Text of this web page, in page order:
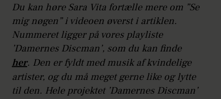
Du kan høre Sara Vita fortælle mere om ”Se
mig nøgen” i videoen øverst i artiklen.
Nummeret ligger på vores playliste
’Damernes Discman’, som du kan finde
her. Den er fyldt med musik af kvindelige
artister, og du må meget gerne like og lytte
til den. Hele projektet ’Damernes Discman’